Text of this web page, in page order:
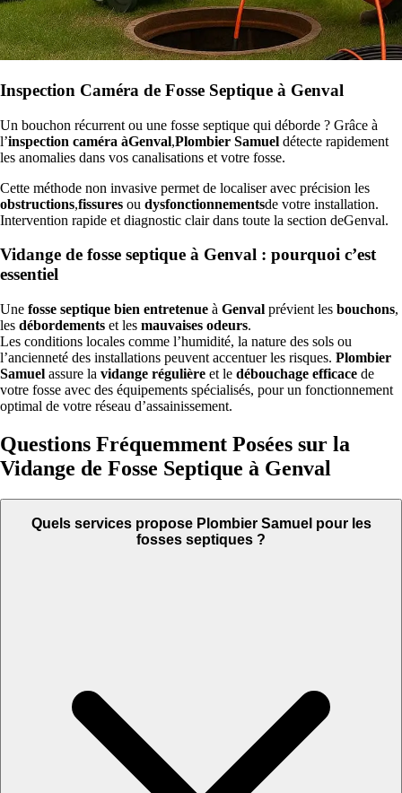
Inspection Caméra de Fosse Septique à Genval
Un bouchon récurrent ou une fosse septique qui déborde ? Grâce à
l’inspection caméra àGenval,Plombier Samuel détecte rapidement
les anomalies dans vos canalisations et votre fosse.
Cette méthode non invasive permet de localiser avec précision les
obstructions,fissures ou dysfonctionnementsde votre installation.
Intervention rapide et diagnostic clair dans toute la section deGenval.
Vidange de fosse septique à Genval : pourquoi c’est
essentiel
Une fosse septique bien entretenue à Genval prévient les bouchons,
les débordements et les mauvaises odeurs.
Les conditions locales comme l’humidité, la nature des sols ou
l’ancienneté des installations peuvent accentuer les risques. Plombier
Samuel assure la vidange régulière et le débouchage efficace de
votre fosse avec des équipements spécialisés, pour un fonctionnement
optimal de votre réseau d’assainissement.
Questions Fréquemment Posées sur la
Vidange de Fosse Septique à Genval
Quels services propose Plombier Samuel pour les
fosses septiques ?